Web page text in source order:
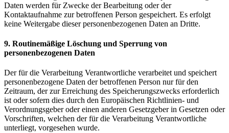
Daten werden für Zwecke der Bearbeitung oder der
Kontaktaufnahme zur betroffenen Person gespeichert. Es erfolgt
keine Weitergabe dieser personenbezogenen Daten an Dritte.
9. Routinemäßige Löschung und Sperrung von
personenbezogenen Daten
Der für die Verarbeitung Verantwortliche verarbeitet und speichert
personenbezogene Daten der betroffenen Person nur für den
Zeitraum, der zur Erreichung des Speicherungszwecks erforderlich
ist oder sofern dies durch den Europäischen Richtlinien- und
Verordnungsgeber oder einen anderen Gesetzgeber in Gesetzen oder
Vorschriften, welchen der für die Verarbeitung Verantwortliche
unterliegt, vorgesehen wurde.